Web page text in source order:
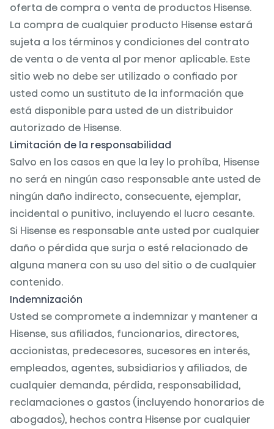
oferta de compra o venta de productos Hisense.
La compra de cualquier producto Hisense estará
sujeta a los términos y condiciones del contrato
de venta o de venta al por menor aplicable. Este
sitio web no debe ser utilizado o confiado por
usted como un sustituto de la información que
está disponible para usted de un distribuidor
autorizado de Hisense.
Limitación de la responsabilidad
Salvo en los casos en que la ley lo prohíba, Hisense
no será en ningún caso responsable ante usted de
ningún daño indirecto, consecuente, ejemplar,
incidental o punitivo, incluyendo el lucro cesante.
Si Hisense es responsable ante usted por cualquier
daño o pérdida que surja o esté relacionado de
alguna manera con su uso del sitio o de cualquier
contenido.
Indemnización
Usted se compromete a indemnizar y mantener a
Hisense, sus afiliados, funcionarios, directores,
accionistas, predecesores, sucesores en interés,
empleados, agentes, subsidiarios y afiliados, de
cualquier demanda, pérdida, responsabilidad,
reclamaciones o gastos (incluyendo honorarios de
abogados), hechos contra Hisense por cualquier